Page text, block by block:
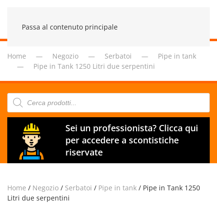
Passa al contenuto principale
Home Negozio Serbatoi
Pipe in tank
Pipe in Tank 1250 Litri due serpentini
Products
search
Sei un professionista? Clicca qui
per accedere a scontistiche
riservate
Home / Negozio / Serbatoi / Pipe in tank / Pipe in Tank 1250
Litri due serpentini